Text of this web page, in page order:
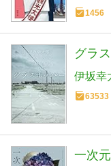
1456
グラ
伊坂幸
63533
一次